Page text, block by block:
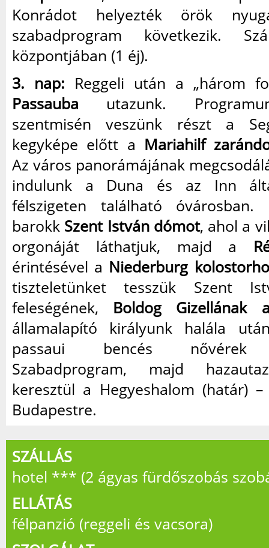
Konrádot helyezték örök
szabadprogram következik.
központjában (1 éj).
3. nap: Reggeli után a „három
Passauba utazunk.
szentmisén veszünk részt a
kegyképe előtt a Mariahilf
Az város panorámájának
indulunk a Duna és az Inn
félszigeten található óvárosban.
barokk Szent István dómot, ahol a
orgonáját láthatjuk, majd a
érintésével a Niederburg
tiszteletünket tesszük Szent
feleségének, Boldog Gizellának
államalapító királyunk halála
passaui bencés nővérek
Szabadprogram, majd
keresztül a Hegyeshalom (határ)
Budapestre.
SZÁLLÁS
hotel *** (2 ágyas fürdőszobás
ELLÁTÁS
félpanzió (reggeli és vacsora)